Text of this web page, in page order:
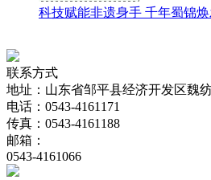
科技赋能非遗身手 千年蜀锦
联系方式
地址：山东省邹平县经济开发区魏
电话：0543-4161171
传真：0543-4161188
邮箱：
0543-4161066